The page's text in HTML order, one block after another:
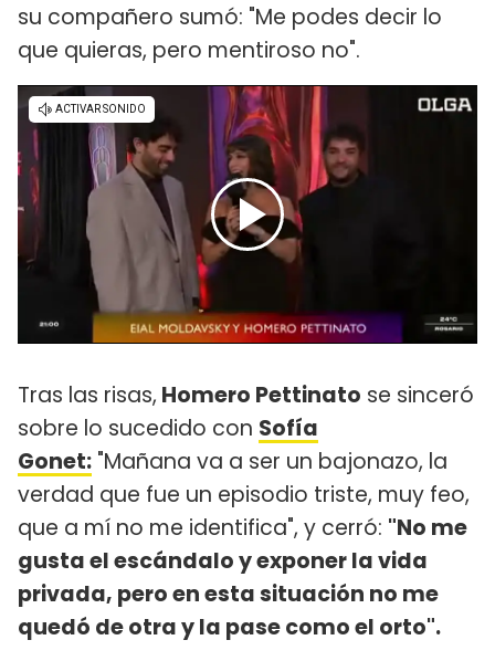
su compañero sumó: "Me podes decir lo
que quieras, pero mentiroso no".
Tras las risas, Homero Pettinato se sinceró
sobre lo sucedido con Sofía
Gonet: "Mañana va a ser un bajonazo, la
verdad que fue un episodio triste, muy feo,
que a mí no me identifica", y cerró: "No me
gusta el escándalo y exponer la vida
privada, pero en esta situación no me
quedó de otra y la pase como el orto".